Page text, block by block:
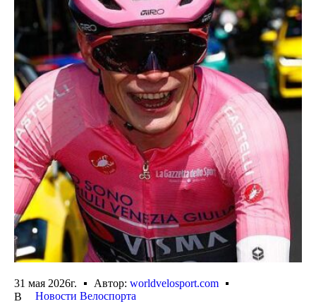
31 мая 2026г. Автор: worldvelosport.com
В
Новости Велоспорта